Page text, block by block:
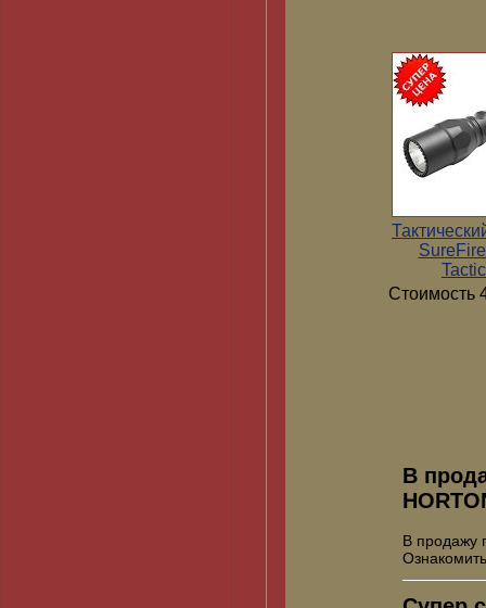
Стоимость
В
В продажу